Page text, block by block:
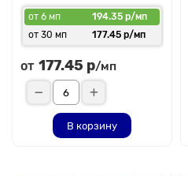
от 6 мп
194.35 р/мп
от 30 мп
177.45 р/мп
от 177.45 р/мп
В корзину